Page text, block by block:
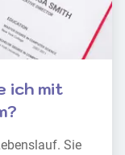
ich mit
Sie